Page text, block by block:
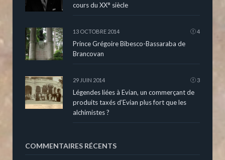
cours du XX° siècle
13 OCTOBRE 2014 4
Prince Grégoire Bibesco-Bassaraba de
Brancovan
29 JUIN 2014 3
Légendes liées à Evian, un commerçant de
produits taxés d’Evian plus fort que les
alchimistes ?
COMMENTAIRES RÉCENTS